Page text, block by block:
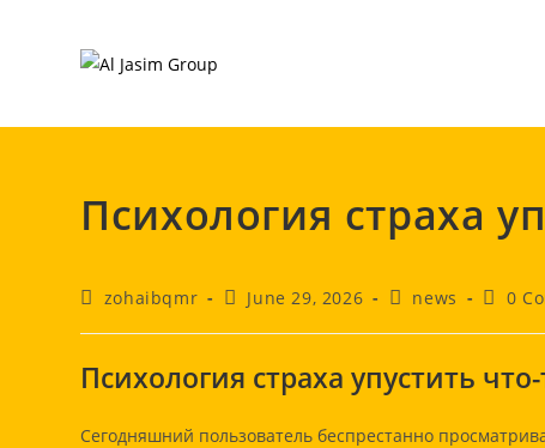
Психология страха
Postzohaibqmr
PostJune 29, 2026
Postnews
Post
0
Психология страха упустить
Сегодняшний пользователь беспрестанно